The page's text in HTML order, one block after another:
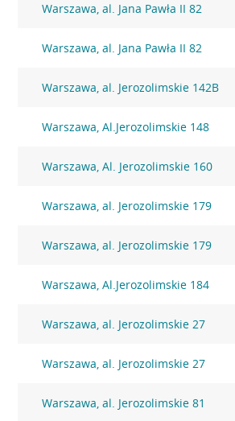
Warszawa, al. Jana Pawła II 82
Warszawa, al. Jana Pawła II 82
Warszawa, al. Jerozolimskie 142B
Warszawa, Al.Jerozolimskie 148
Warszawa, Al. Jerozolimskie 160
Warszawa, al. Jerozolimskie 179
Warszawa, al. Jerozolimskie 179
Warszawa, Al.Jerozolimskie 184
Warszawa, al. Jerozolimskie 27
Warszawa, al. Jerozolimskie 27
Warszawa, al. Jerozolimskie 81